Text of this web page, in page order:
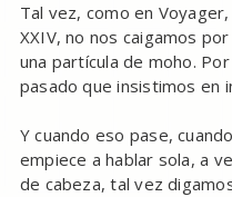
Tal vez, como en
XXIV, no nos caigamos
una partícula de moho.
pasado que insistimos en
Y cuando eso pase,
empiece a hablar sola, a
de cabeza, tal vez